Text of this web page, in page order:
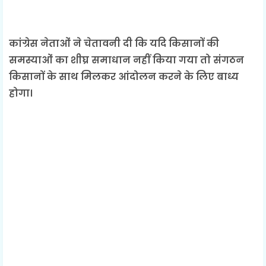
कांग्रेस नेताओं ने चेतावनी दी कि यदि किसानों की
समस्याओं का शीघ्र समाधान नहीं किया गया तो संगठन
किसानों के साथ मिलकर आंदोलन करने के लिए बाध्य
होगा।